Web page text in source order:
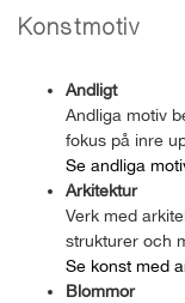
Konstmotiv
Andligt
Andliga motiv
fokus på inre
Se andliga
Arkitektur
Verk med
strukturer och
Se konst med
Blommor